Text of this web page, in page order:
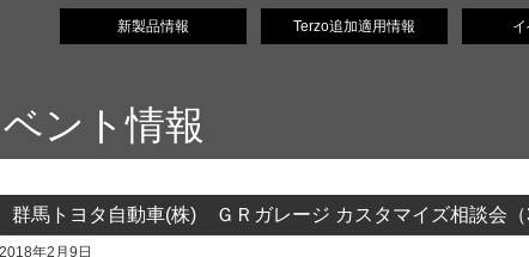
新製品情報 Terzo追加適用情報
ント情報
群馬トヨタ自動車(株) ＧＲガレージ カスタマイズ相談会（
2018年2月9日